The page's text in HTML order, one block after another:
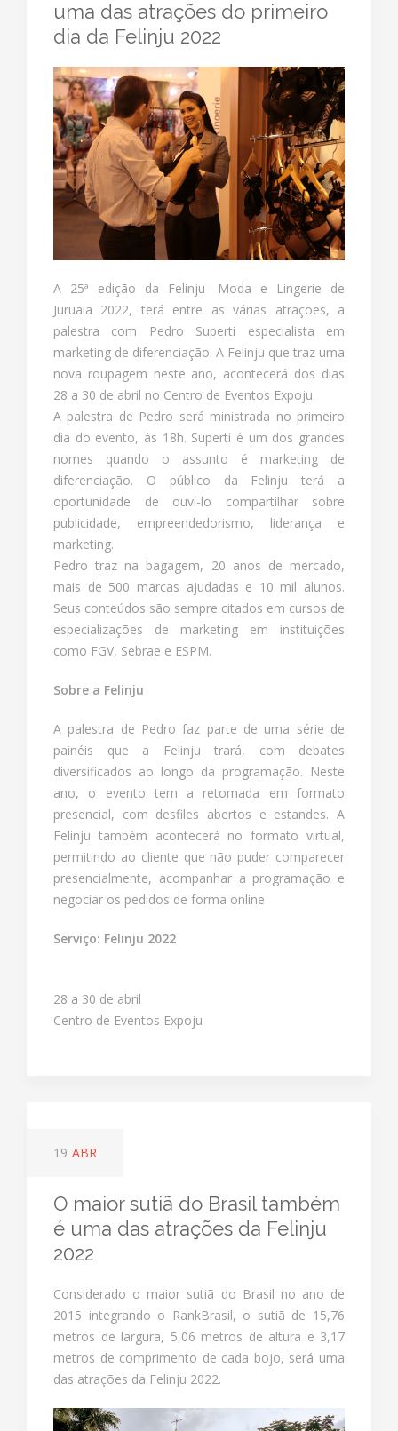
uma das atrações do primeiro
dia da Felinju 2022
A 25ª edição da Felinju- Moda e Lingerie de
Juruaia 2022, terá entre as várias atrações, a
palestra com Pedro Superti especialista em
marketing de diferenciação. A Felinju que traz uma
nova roupagem neste ano, acontecerá dos dias
28 a 30 de abril no Centro de Eventos Expoju.
A palestra de Pedro será ministrada no primeiro
dia do evento, às 18h. Superti é um dos grandes
nomes quando o assunto é marketing de
diferenciação. O público da Felinju terá a
oportunidade de ouví-lo compartilhar sobre
publicidade, empreendedorismo, liderança e
marketing.
Pedro traz na bagagem, 20 anos de mercado,
mais de 500 marcas ajudadas e 10 mil alunos.
Seus conteúdos são sempre citados em cursos de
especializações de marketing em instituições
como FGV, Sebrae e ESPM.
Sobre a Felinju
A palestra de Pedro faz parte de uma série de
painéis que a Felinju trará, com debates
diversificados ao longo da programação. Neste
ano, o evento tem a retomada em formato
presencial, com desfiles abertos e estandes. A
Felinju também acontecerá no formato virtual,
permitindo ao cliente que não puder comparecer
presencialmente, acompanhar a programação e
negociar os pedidos de forma online
Serviço: Felinju 2022
28 a 30 de abril
Centro de Eventos Expoju
19 ABR
O maior sutiã do Brasil também
é uma das atrações da Felinju
2022
Considerado o maior sutiã do Brasil no ano de
2015 integrando o RankBrasil, o sutiã de 15,76
metros de largura, 5,06 metros de altura e 3,17
metros de comprimento de cada bojo, será uma
das atrações da Felinju 2022.